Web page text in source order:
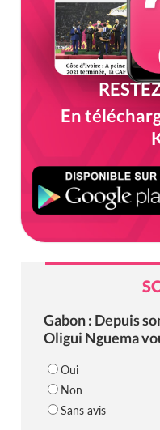
En
Gabon : Depuis
Oligui Nguema
Oui
Non
Sans avis